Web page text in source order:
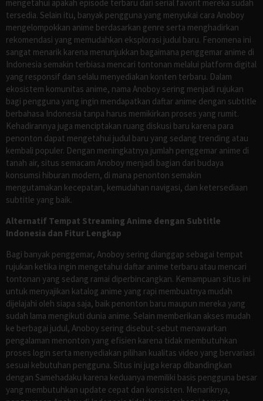
mengetahui apakah episode terbaru dari serial favorit mereka sudah
tersedia. Selain itu, banyak pengguna yang menyukai cara Anoboy
mengelompokkan anime berdasarkan genre serta menghadirkan
rekomendasi yang memudahkan eksplorasi judul baru. Fenomena ini
sangat menarik karena menunjukkan bagaimana penggemar anime di
Indonesia semakin terbiasa mencari tontonan melalui platform digital
yang responsif dan selalu menyediakan konten terbaru. Dalam
ekosistem komunitas anime, nama Anoboy sering menjadi rujukan
bagi pengguna yang ingin mendapatkan daftar anime dengan subtitle
berbahasa Indonesia tanpa harus memikirkan proses yang rumit.
Kehadirannya juga menciptakan ruang diskusi baru karena para
penonton dapat mengetahui judul baru yang sedang trending atau
kembali populer. Dengan meningkatnya jumlah penggemar anime di
tanah air, situs semacam Anoboy menjadi bagian dari budaya
konsumsi hiburan modern, di mana penonton semakin
mengutamakan kecepatan, kemudahan navigasi, dan ketersediaan
subtitle yang baik.
Alternatif Tempat Streaming Anime dengan Subtitle
Indonesia dan Fitur Lengkap
Bagi banyak penggemar, Anoboy sering dianggap sebagai tempat
rujukan ketika ingin mengetahui daftar anime terbaru atau mencari
tontonan yang sedang ramai diperbincangkan. Kemampuan situs ini
untuk menyajikan katalog anime yang rapi membuatnya mudah
dijelajahi oleh siapa saja, baik penonton baru maupun mereka yang
sudah lama mengikuti dunia anime. Selain memberikan akses mudah
ke berbagai judul, Anoboy sering disebut-sebut menawarkan
pengalaman menonton yang efisien karena tidak membutuhkan
proses login serta menyediakan pilihan kualitas video yang bervariasi
sesuai kebutuhan pengguna. Situs ini juga kerap dibandingkan
dengan Samehadaku karena keduanya memiliki basis pengguna besar
yang membutuhkan update cepat dan konsisten. Menariknya,